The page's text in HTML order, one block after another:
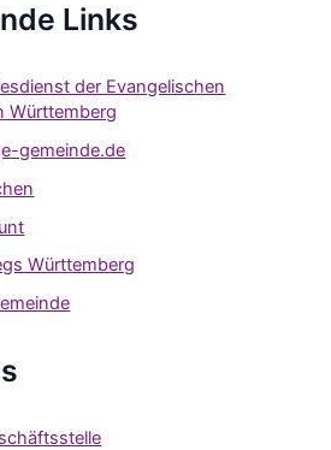
Links
der Evangelischen
Württemberg
gemeinde.de
Württemberg